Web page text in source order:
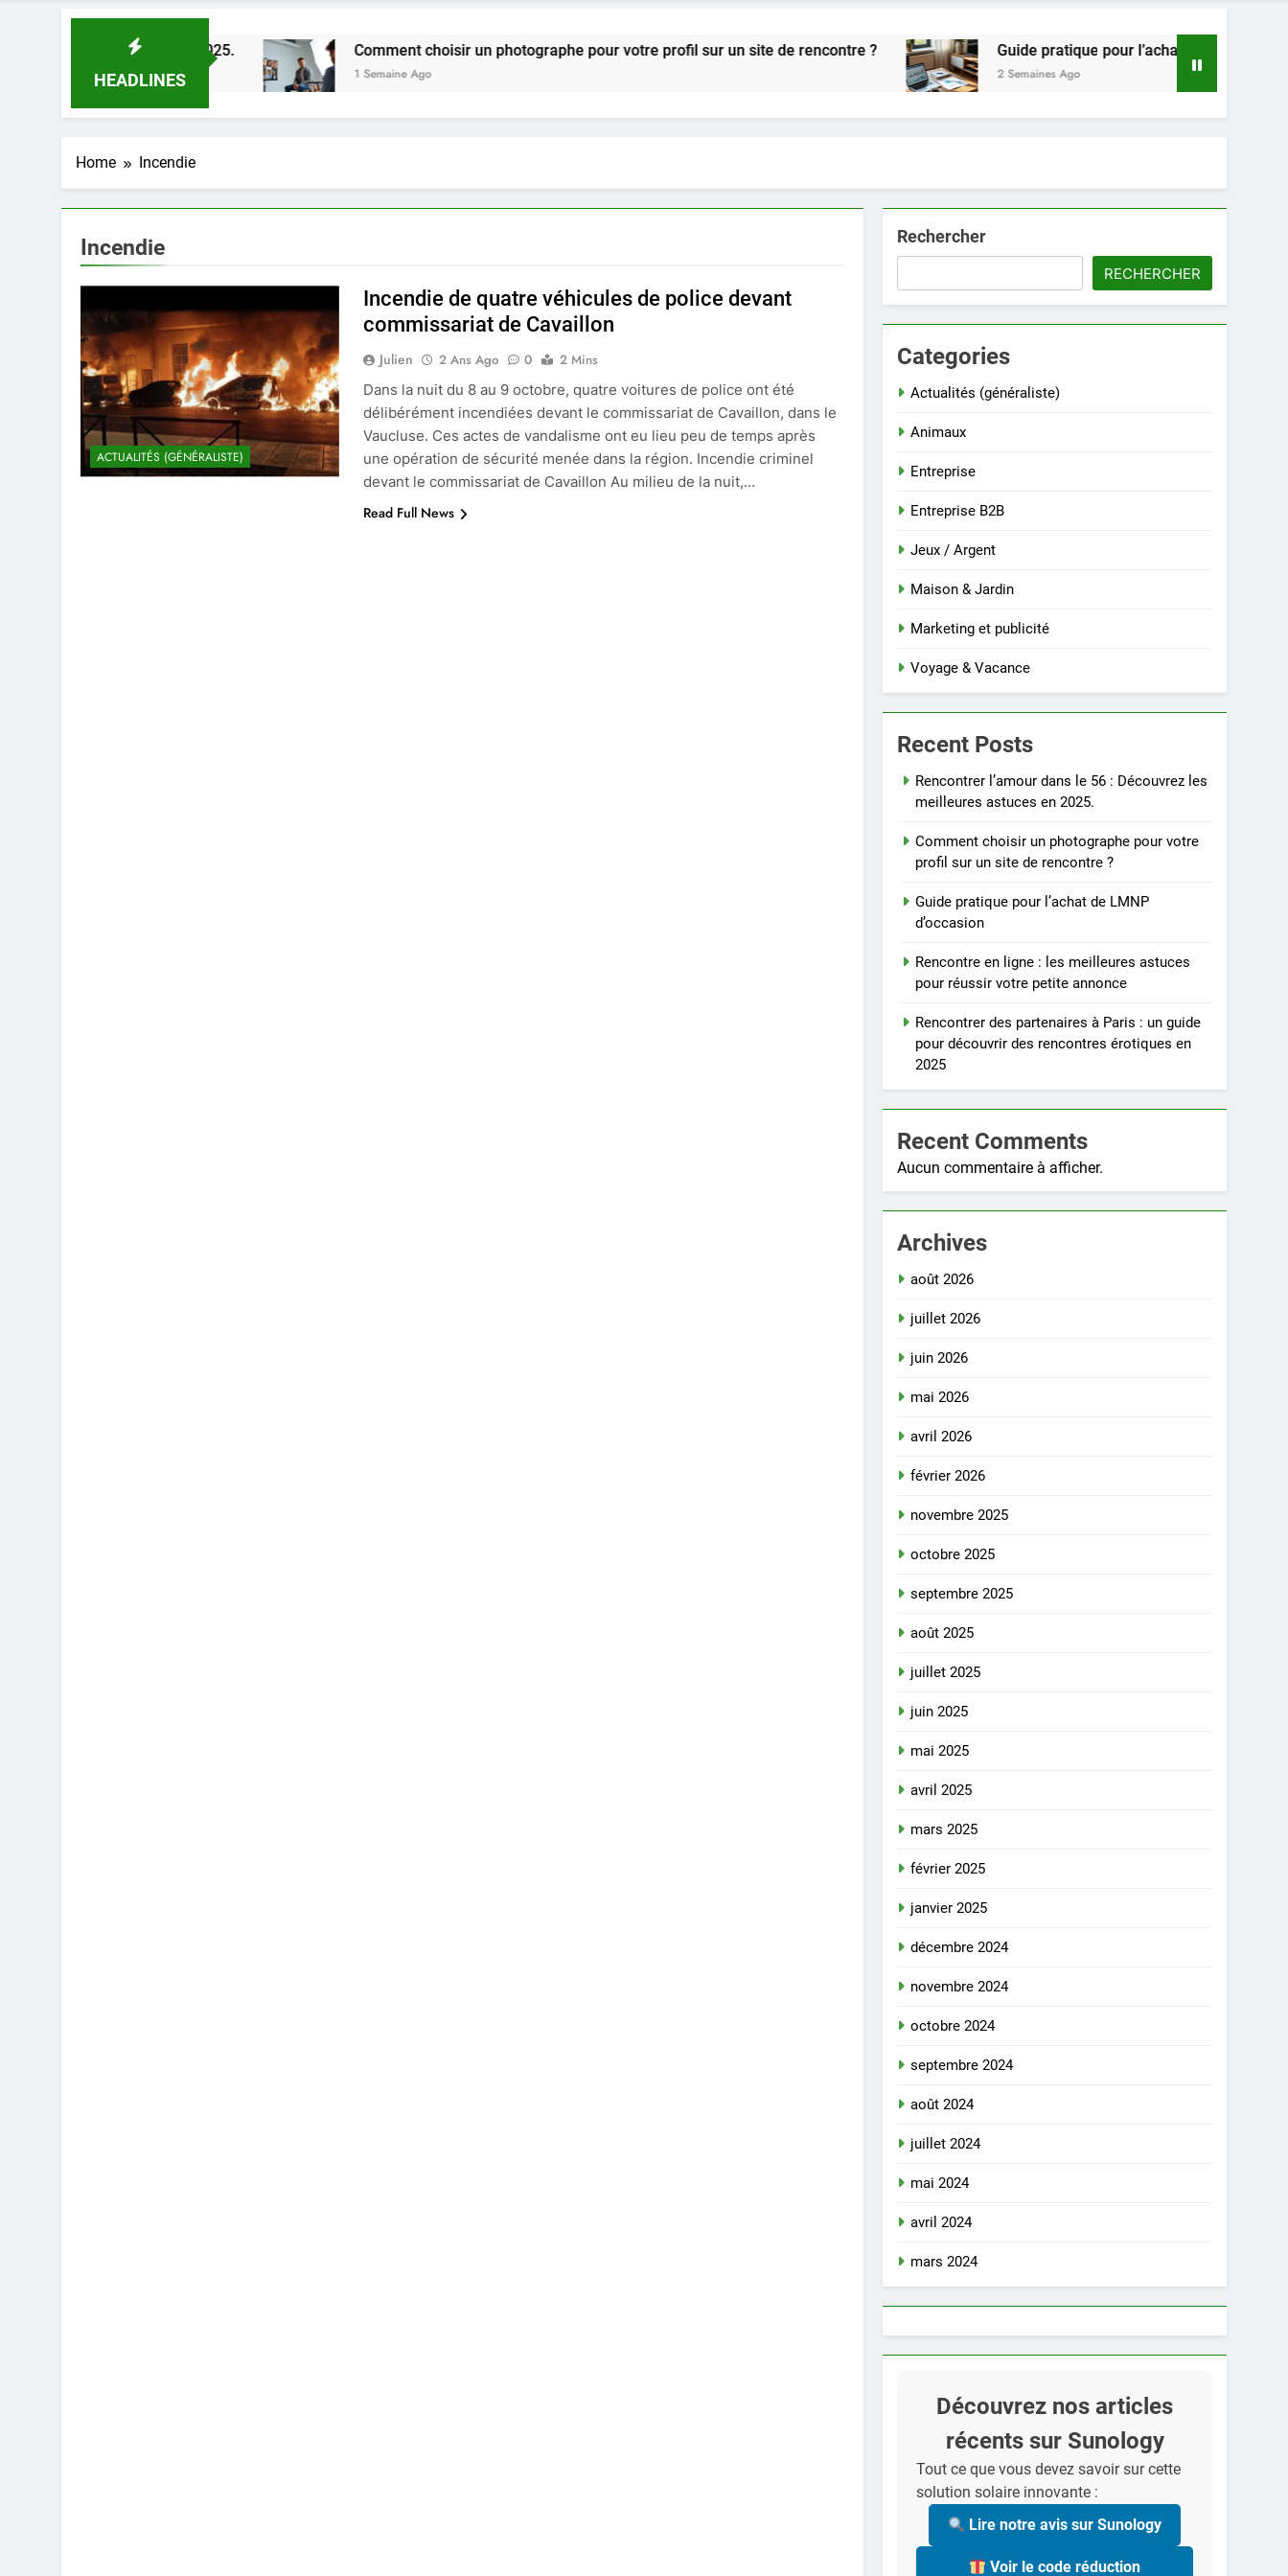
HEADLINES
astuces en 2025. Comment choisir un photographe pour votre profil sur un site de rencontre ?
1 Semaine Ago
Guide pratique pour l’achat de LMNP d’occasion
2 Semaines Ago
Home Incendie
Incendie
ACTUALITÉS (GÉNÉRALISTE)
Incendie de quatre véhicules de police devant
commissariat de Cavaillon
Julien 2 Ans Ago 0
2 Mins
Dans la nuit du 8 au 9 octobre, quatre voitures de police ont été
délibérément incendiées devant le commissariat de Cavaillon, dans le
Vaucluse. Ces actes de vandalisme ont eu lieu peu de temps après
une opération de sécurité menée dans la région. Incendie criminel
devant le commissariat de Cavaillon Au milieu de la nuit,…
Read Full News
Rechercher
RECHERCHER
Categories
Actualités (généraliste)
Animaux
Entreprise
Entreprise B2B
Jeux / Argent
Maison & Jardin
Marketing et publicité
Voyage & Vacance
Recent Posts
Rencontrer l’amour dans le 56 : Découvrez les
meilleures astuces en 2025.
Comment choisir un photographe pour votre
profil sur un site de rencontre ?
Guide pratique pour l’achat de LMNP
d’occasion
Rencontre en ligne : les meilleures astuces
pour réussir votre petite annonce
Rencontrer des partenaires à Paris : un guide
pour découvrir des rencontres érotiques en
2025
Recent Comments
Aucun commentaire à afficher.
Archives
août 2026
juillet 2026
juin 2026
mai 2026
avril 2026
février 2026
novembre 2025
octobre 2025
septembre 2025
août 2025
juillet 2025
juin 2025
mai 2025
avril 2025
mars 2025
février 2025
janvier 2025
décembre 2024
novembre 2024
octobre 2024
septembre 2024
août 2024
juillet 2024
mai 2024
avril 2024
mars 2024
Découvrez nos articles
récents sur Sunology
Tout ce que vous devez savoir sur cette
solution solaire innovante :
Lire notre avis sur Sunology
Voir le code réduction